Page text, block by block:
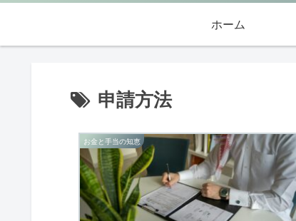
ホーム
申請方法
お金と手当の知恵